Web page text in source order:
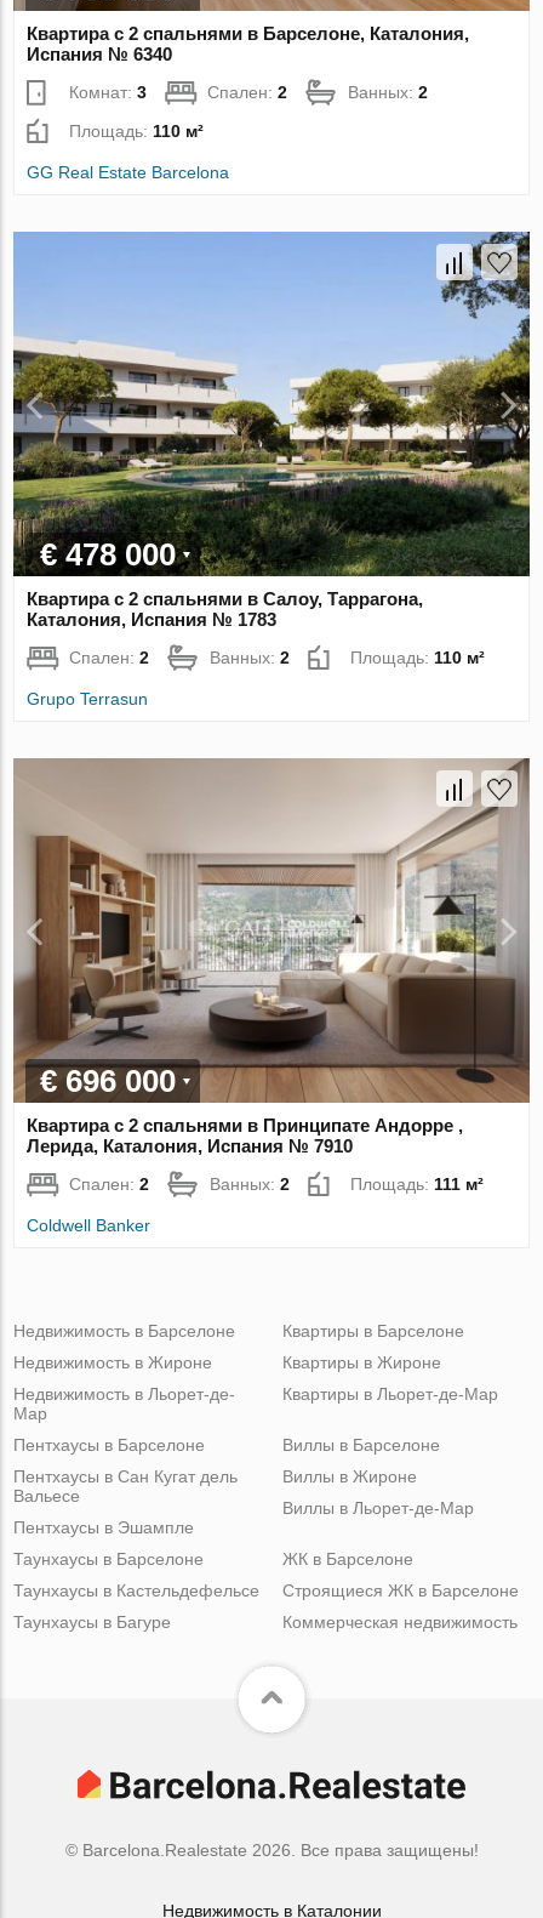
Квартира с 2 спальнями в Барселоне, Каталония,
Испания № 6340
Комнат:3 Спален:2 Ванных:2
Площадь: 110 м²
GG Real Estate Barcelona
€ 478 000
Квартира с 2 спальнями в Салоу, Таррагона,
Каталония, Испания № 1783
Спален:2 Ванных:2 Площадь: 110 м²
Grupo Terrasun
€ 696 000
Квартира с 2 спальнями в Принципате Андорре ,
Лерида, Каталония, Испания № 7910
Спален:2 Ванных:2 Площадь: 111 м²
Coldwell Banker
Недвижимость в Барселоне
Недвижимость в Жироне
Недвижимость в Льорет-де-
Мар
Квартиры в Барселоне
Квартиры в Жироне
Квартиры в Льорет-де-Мар
Пентхаусы в Барселоне
Пентхаусы в Сан Кугат дель
Вальесе
Пентхаусы в Эшампле
Виллы в Барселоне
Виллы в Жироне
Виллы в Льорет-де-Мар
Таунхаусы в Барселоне
Таунхаусы в Кастельдефельсе
Таунхаусы в Багуре
ЖК в Барселоне
Строящиеся ЖК в Барселоне
Коммерческая недвижимость
© Barcelona.Realestate 2026. Все права защищены!
Недвижимость в Каталонии